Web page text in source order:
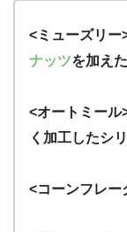
<ミューズリ
ナッツを加え
<オートミー
く加工したシ
<コーンフレー